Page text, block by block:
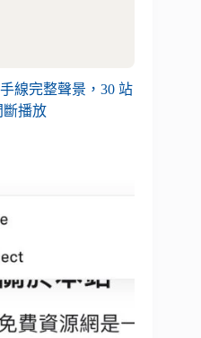
線完整聲景，30 站
斷播放